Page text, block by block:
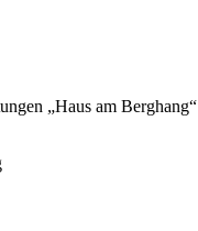
„Haus am Berghang“